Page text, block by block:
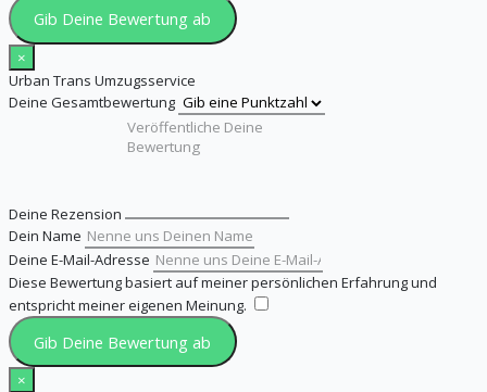
Gib Deine Bewertung ab
×
Urban Trans Umzugsservice
Deine Gesamtbewertung
Deine Rezension
Dein Name
Deine E-Mail-Adresse
Diese Bewertung basiert auf meiner persönlichen Erfahrung und
entspricht meiner eigenen Meinung.
Gib Deine Bewertung ab
×